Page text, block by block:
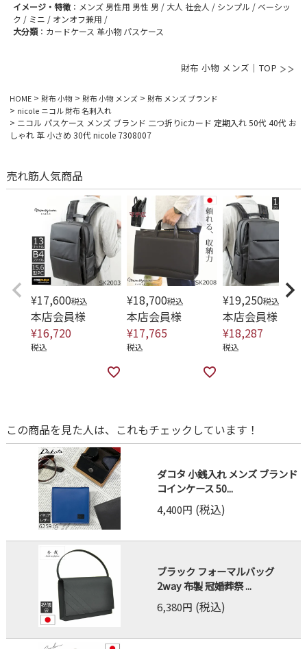
イメージ・特徴：メンズ 男性用 男性 男 / 大人 社会人 / シンプル / ベーシッ
ク / ミニ / オンオフ兼用 /
大分類：カードケース 革小物 パスケース
財布 小物 メンズ｜TOP
HOME 財布 小物 財布 小物 メンズ
財布 メンズ ブランド
nicole ニコル 財布 名刺入れ
ニコル パスケース メンズ ブランド 二つ折りicカード 定期入れ 50代 40代 お
しゃれ 革 小さめ 30代 nicole 7308007
売れ筋人気商品
¥17,600税込
本店会員様
¥16,720
税込
¥18,700税込
本店会員様
¥17,765
税込
¥19,250税込
本店会員様
¥18,287
税込
この商品を見た人は、これもチェックしています！
ダコタ 小銭入れ メンズ ブランド
コインケース 50...
4,400円 (税込)
ブラック フォーマルバッグ
2way 布製 冠婚葬祭 ...
6,380円 (税込)